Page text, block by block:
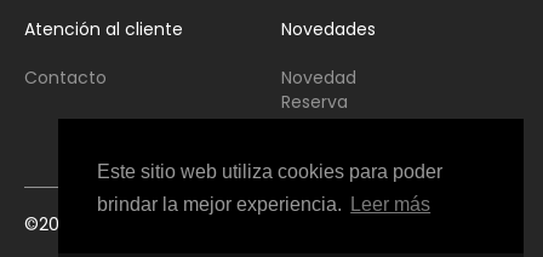
Este sitio web utiliza cookies para poder
brindar la mejor experiencia.
Leer más
Atención al cliente
Contacto
Novedades
Novedad
Reserva
Usado
©2021 Copyright Fitness Interior All Rights Reserved